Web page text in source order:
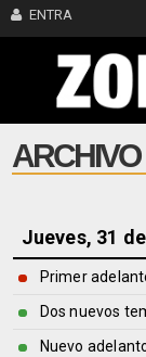
ENTRA
CONTENIDO
COMUNIDAD
FOROS
ARCHIVO
Jueves, 31
Primer
Dos nuevos
Nuevo